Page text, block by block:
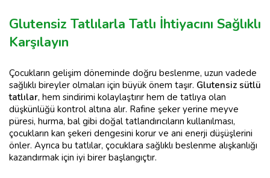
Glutensiz Tatlılarla Tatlı İhtiyacını Sağlıklı
Karşılayın
Çocukların gelişim döneminde doğru beslenme, uzun vadede
sağlıklı bireyler olmaları için büyük önem taşır. Glutensiz sütlü
tatlılar, hem sindirimi kolaylaştırır hem de tatlıya olan
düşkünlüğü kontrol altına alır. Rafine şeker yerine meyve
püresi, hurma, bal gibi doğal tatlandırıcıların kullanılması,
çocukların kan şekeri dengesini korur ve ani enerji düşüşlerini
önler. Ayrıca bu tatlılar, çocuklara sağlıklı beslenme alışkanlığı
kazandırmak için iyi birer başlangıçtır.